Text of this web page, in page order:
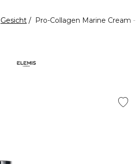
Gesicht Pro-Collagen Marine Cream